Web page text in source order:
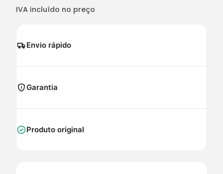
IVA incluído no preço
Envio rápido
Garantia
Produto original